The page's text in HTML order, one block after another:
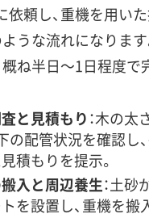
依頼し、重機を用い
ような流れになりま
概ね半日〜1日程度で
と見積もり：木の太
の配管状況を確認し
積もりを提示。
入と周辺養生：土
を設置し、重機を搬